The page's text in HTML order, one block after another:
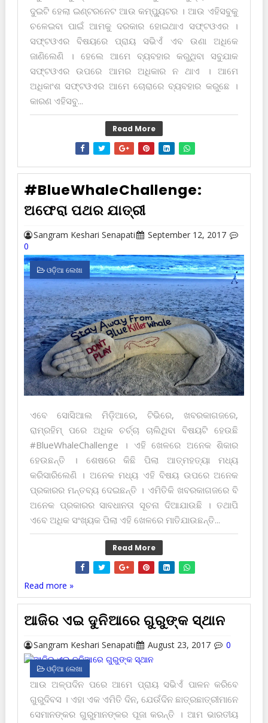
ଦୁଇଟି ହେଲା ଇଣ୍ଟରନେଟ ଆଉ କମ୍ପ୍ୟୁଟର । ଆଉ ଏହିସବୁକୁ
ଚଳେଇବା ପାଇଁ ଆମକୁ ଦରକାର ହୋଇଥାଏ ସଫ୍ଟଓଏର ।
ସଫ୍ଟଓଏର ବିଷୟରେ ପ୍ରାୟ ସଭିଏଁ ଏବ ଉଣା ଅଧିକେ
ଜାଣିଲେଣି । ହେଲେ ଆମେ ବ୍ୟବ‌ହାର କରୁଥିବା ସବୁଯାକ
ସଫ୍ଟଓଏର ଉପରେ ଆମର ଅଧିକାର ନ ଥାଏ । ଆମେ
ଅଧିକାଂଶ ସଫ୍ଟଓଏର ଆମେ ଚୋରାରେ ବ୍ୟବ‌ହାର କରୁଛେ ।
କାରଣ ଏହିସବୁ...
Read More
#BlueWhaleChallenge:
ଅଫେରା ପଥର ଯାତ୍ରୀ
Sangram Keshari Senapati
September 12, 2017
0
ଓଡ଼ିଆ ଲେଖା
ଏବେ ସୋସିଆଲ ମିଡ଼ିଆରେ, ଟିଭିରେ, ଖବରକାଗଜରେ,
ରାମ୍‌ରହିମ୍ ପରେ ଅଧିକ ଚର୍ଚ୍ଚା ଚାଲିଥିବା ବିଷୟଟି ହେଉଛି
#BlueWhaleChallenge । ଏହି ଖେଳରେ ଅନେକ ଶିକାର
ହେଉଛନ୍ତି । ଶେଷରେ କିଛି ପିଲା ଆତ୍ମହତ୍ୟା ମଧ୍ୟ
କରିସାରିଲେଣି । ଅନେକ ମଧ୍ୟ ଏହି ବିଷୟ ଉପରେ ଅନେକ
ପ୍ରକାରର ମନ୍ତବ୍ୟ ଦେଇଛନ୍ତି । ଏମିତିକି ଖବରକାଗଜରେ ବି
ଅନେକ ପ୍ରକାରର ସାବଧାନତା ସୂଚନା ଦିଆଯାଉଛି । ତ‌ଥାପି
ଏବେ ଅଧିକ ସଂଖ୍ୟକ ପିଲା ଏହି ଖେଳରେ ମାତିଯାଉଛନ୍ତି...
Read More
Read more »
ଆଜିର ଏଇ ଦୁନିଆରେ ଗୁରୁଙ୍କ ସ୍ଥାନ
Sangram Keshari Senapati August 23, 2017 0
ଓଡ଼ିଆ ଲେଖା
ଆଉ ଅଳ୍ପଦିନ ପରେ ଆମେ ପ୍ରାୟ ସଭିଏଁ ପାଳନ କରିବେ
ଗୁରୁଦିବସ । ଏହା ଏକ ଏମିତି ଦିନ, ଯେଉଁଦିନ ଛାତ୍ରଛାତ୍ରୀମାନେ
ସେମାନଙ୍କର ଗୁରୁମାନଙ୍କର ପୂଜା କରନ୍ତି । ଆମ ଭାରତୀୟ